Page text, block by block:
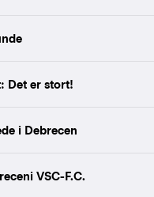
Det er stort!
i Debrecen
VSC-F.C.